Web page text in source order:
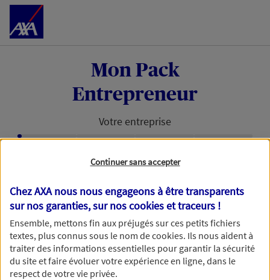
Accéder au Contenu
Mon Pack
Entrepreneur
Votre entreprise
Étape en cours :
Retrouvons votre entreprise avec
votre numéro de SIRET
Avec votre numéro de SIRET, nous pouvons vous
faire gagner du temps dans votre demande de
devis.
Continuer sans accepter
Chez AXA nous nous engageons à être transparents
sur nos garanties, sur noscookies et traceurs !
Ensemble, mettons fin aux préjugés sur ces petits fichiers
textes, plus connus sous le nom decookies. Ils nous aident à
traiter des informations essentielles pour garantir la sécurité
du site et faire évoluer votre expérience en ligne, dans le
respect de votre vie privée.